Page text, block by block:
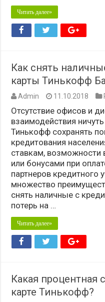
Читать далее»
Как снять
карты Тинькофф
Admin 11.10.2018
Отсутствие офисов и
взаимодействия
Тинькофф сохранять
кредитования
ставкам, возможности
или бонусами при
партнеров кредитного
множество
снять наличные с
потерь на …
Читать далее»
Какая процентная
карте Тинькофф?